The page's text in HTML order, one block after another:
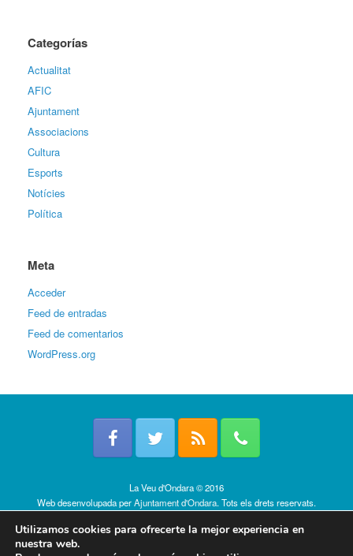
Categorías
Actualitat
AFIC
Ajuntament
Associacions
Cultura
Esports
Notícies
Política
Meta
Acceder
Feed de entradas
Feed de comentarios
WordPress.org
La Veu d'Ondara © 2016
Web desenvolupada perAjuntament d'Ondara. Tots els drets reservats.
Utilizamos cookies para ofrecerte la mejor experiencia en
nuestra web.